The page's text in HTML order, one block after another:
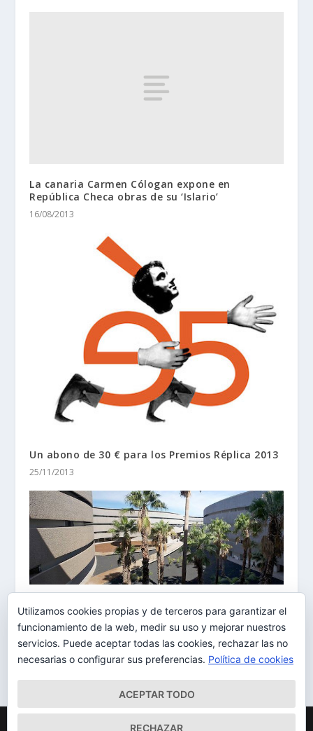
La canaria Carmen Cólogan expone en
República Checa obras de su ‘Islario’
16/08/2013
Un abono de 30 € para los Premios Réplica 2013
25/11/2013
El edificio de Bellas Artes de la ULL, recibe un
nuevo premio internacional
02/09/2015
Elegant Themes| Desarrollado por
Utilizamos cookies propias y de terceros para garantizar el
funcionamiento de la web, medir su uso y mejorar nuestros
servicios. Puede aceptar todas las cookies, rechazar las no
necesarias o configurar sus preferencias. Política de cookies
ACEPTAR TODO
RECHAZAR